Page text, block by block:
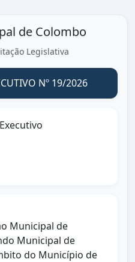
de Colombo
Legislativa
Nº 19/2026
Municipal de
Municipal de
do Município de